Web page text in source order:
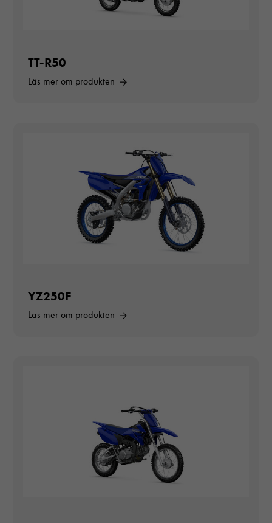
TT-R50
Läs mer om produkten
YZ250F
Läs mer om produkten
Nödvändiga
Dessa cookies
går inte att